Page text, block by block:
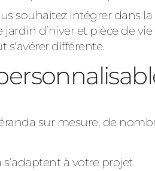
souhaitez intégrer dans
jardin d’hiver et pièce de
s'avérer différente.
sur mesure, de
à votre projet.